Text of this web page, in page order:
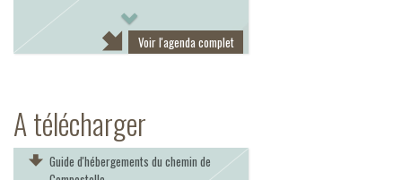
Voir l'agenda complet
A télécharger
Guide d'hébergements du chemin de